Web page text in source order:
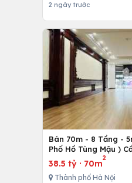
2 ngày trước
Bán 70m - 8 Tầng -
Phố Hồ Tùng Mậu )
38.5 tỷ · 70m
2
Thành phố Hà Nội